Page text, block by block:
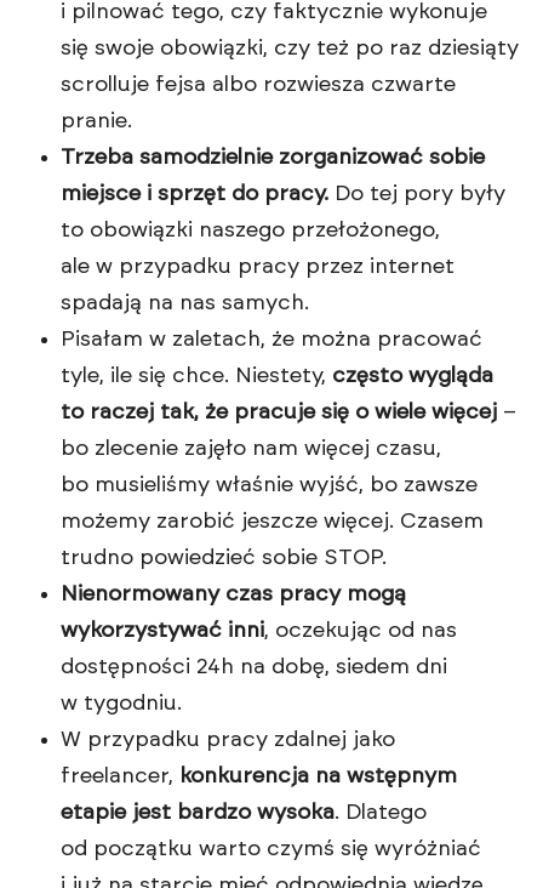
i pilnować tego, czy faktycznie wykonuje
się swoje obowiązki, czy też po raz dziesiąty
scrolluje fejsa albo rozwiesza czwarte
pranie.
Trzeba samodzielnie zorganizować sobie
miejsce i sprzęt do pracy. Do tej pory były
to obowiązki naszego przełożonego,
ale w przypadku pracy przez internet
spadają na nas samych.
Pisałam w zaletach, że można pracować
tyle, ile się chce. Niestety, często wygląda
to raczej tak, że pracuje się o wiele więcej –
bo zlecenie zajęło nam więcej czasu,
bo musieliśmy właśnie wyjść, bo zawsze
możemy zarobić jeszcze więcej. Czasem
trudno powiedzieć sobie STOP.
Nienormowany czas pracy mogą
wykorzystywać inni, oczekując od nas
dostępności 24h na dobę, siedem dni
w tygodniu.
W przypadku pracy zdalnej jako
freelancer, konkurencja na wstępnym
etapie jest bardzo wysoka. Dlatego
od początku warto czymś się wyróżniać